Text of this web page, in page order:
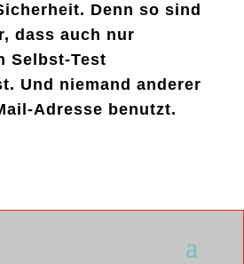
Denn so sind
dass auch nur
Selbst-Test
Und niemand anderer
Adresse benutzt.